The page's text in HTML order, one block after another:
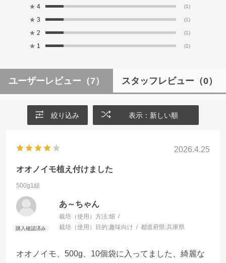
★ 4 (1)
★ 3 (1)
★ 2 (1)
★ 1 (1)
ユーザーレビュー （7） スタッフレビュー （0）
絞り込み 表示：新しい順
2026.4.25
オオノイモ植え付けました
500g1組
あ～ちゃん
栽培（使用）方法:畑
栽培（使用）目的:趣味向け 都道府県:兵庫県
オオノイモ、500g、10個袋に入ってました、綺麗な